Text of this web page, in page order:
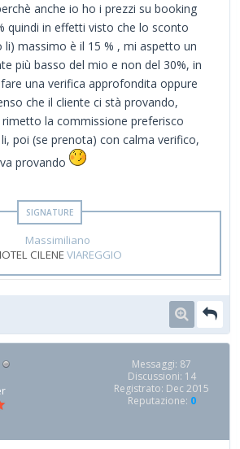
anche io ho i prezzi su booking
quindi in effetti visto che lo sconto
li) massimo è il 15 % , mi aspetto un
più basso del mio e non del 30%, in
una verifica approfondita oppure
che il cliente ci stà provando,
rimetto la commissione preferisco
poi (se prenota) con calma verifico,
provando
Massimiliano
CILENEVIAREGGIO
Messaggi: 87
Discussioni: 14
Registrato: Dec 2015
Reputazione: 0